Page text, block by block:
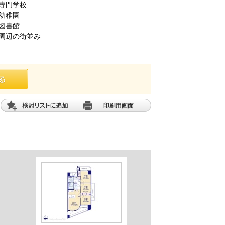
門学校
稚園
書館
周辺の街並み